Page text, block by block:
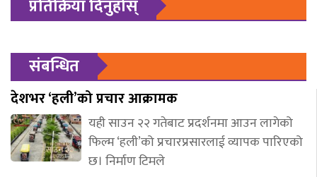
प्रतिक्रिया दिनुहोस्
संबन्धित
देशभर ‘हली’को प्रचार आक्रामक
यही साउन २२ गतेबाट प्रदर्शनमा आउन लागेको
फिल्म ‘हली’को प्रचारप्रसारलाई व्यापक पारिएको
छ। निर्माण टिमले